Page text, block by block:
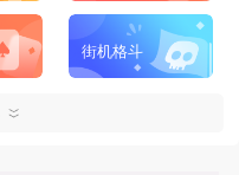
街机格斗